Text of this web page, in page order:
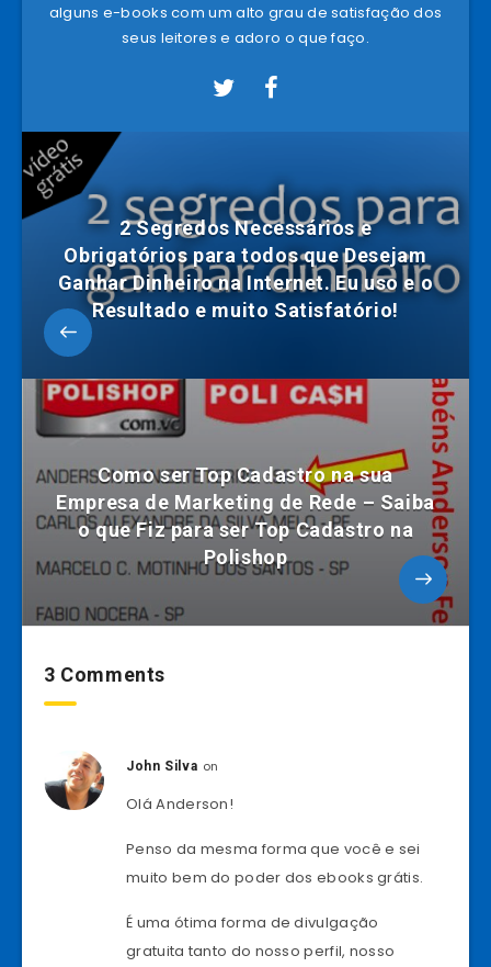
alguns e-books com um alto grau de satisfação dos
seus leitores e adoro o que faço.
2 Segredos Necessários e
Obrigatórios para todos que Desejam
Ganhar Dinheiro na Internet. Eu uso e o
Resultado e muito Satisfatório!
Como ser Top Cadastro na sua
Empresa de Marketing de Rede – Saiba
o que Fiz para ser Top Cadastro na
Polishop
3 Comments
John Silva on
Olá Anderson!
Penso da mesma forma que você e sei
muito bem do poder dos ebooks grátis.
É uma ótima forma de divulgação
gratuita tanto do nosso perfil, nosso